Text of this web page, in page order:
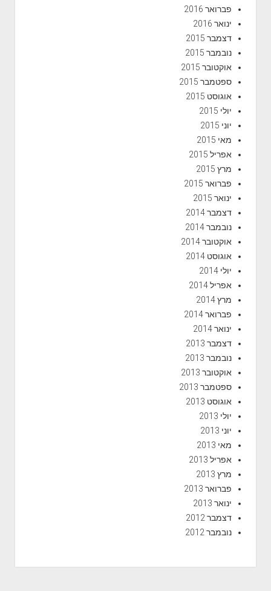
פברואר 2016
ינואר 2016
דצמבר 2015
נובמבר 2015
אוקטובר 2015
ספטמבר 2015
אוגוסט 2015
יולי 2015
יוני 2015
מאי 2015
אפריל 2015
מרץ 2015
פברואר 2015
ינואר 2015
דצמבר 2014
נובמבר 2014
אוקטובר 2014
אוגוסט 2014
יולי 2014
אפריל 2014
מרץ 2014
פברואר 2014
ינואר 2014
דצמבר 2013
נובמבר 2013
אוקטובר 2013
ספטמבר 2013
אוגוסט 2013
יולי 2013
יוני 2013
מאי 2013
אפריל 2013
מרץ 2013
פברואר 2013
ינואר 2013
דצמבר 2012
נובמבר 2012